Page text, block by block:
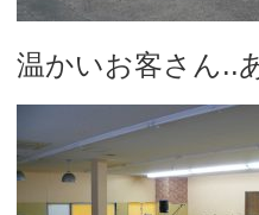
温かいお客さん..